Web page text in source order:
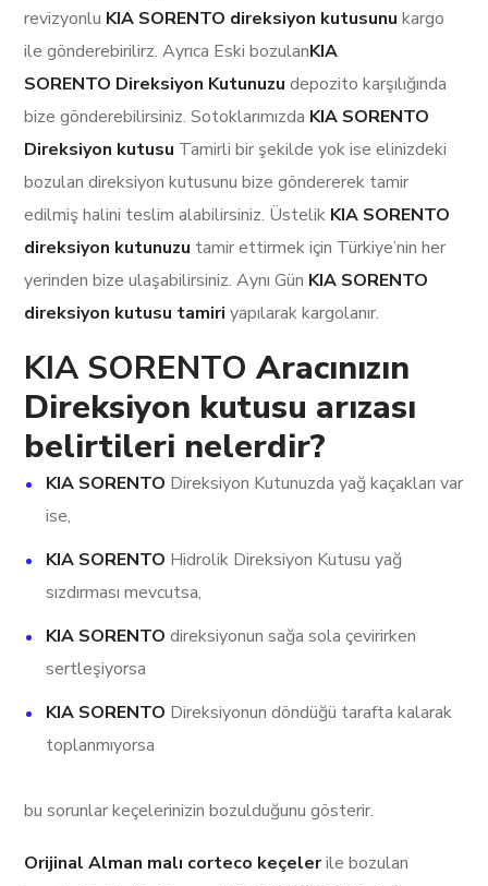
revizyonlu KIA SORENTO direksiyon kutusunu kargo
ile gönderebirilirz. Ayrıca Eski bozulanKIA
SORENTO Direksiyon Kutunuzu depozito karşılığında
bize gönderebilirsiniz. Sotoklarımızda KIA SORENTO
Direksiyon kutusu Tamirli bir şekilde yok ise elinizdeki
bozulan direksiyon kutusunu bize göndererek tamir
edilmiş halini teslim alabilirsiniz. Üstelik KIA SORENTO
direksiyon kutunuzu tamir ettirmek için Türkiye’nin her
yerinden bize ulaşabilirsiniz. Aynı Gün KIA SORENTO
direksiyon kutusu tamiri yapılarak kargolanır.
KIA SORENTOAracınızın
Direksiyon kutusu arızası
belirtileri nelerdir?
KIA SORENTO Direksiyon Kutunuzda yağ kaçakları var
ise,
KIA SORENTO Hidrolik Direksiyon Kutusu yağ
sızdırması mevcutsa,
KIA SORENTO direksiyonun sağa sola çevirirken
sertleşiyorsa
KIA SORENTO Direksiyonun döndüğü tarafta kalarak
toplanmıyorsa
bu sorunlar keçelerinizin bozulduğunu gösterir.
Orijinal Alman malı corteco keçelerile bozulan